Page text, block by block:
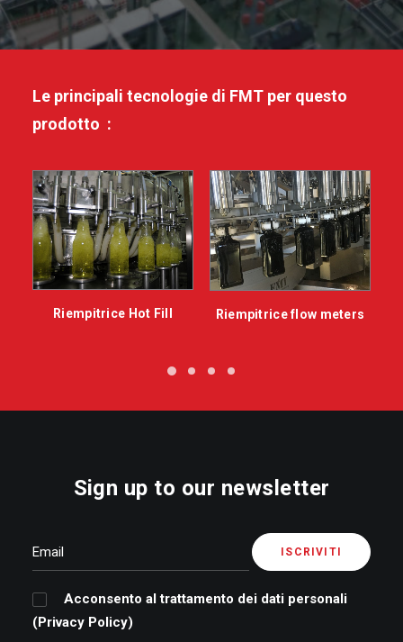
Le principali tecnologie di FMT per questo
prodotto :
Riempitrice Hot Fill Riempitrice flow meters
Sign up to our newsletter
Acconsento al trattamento dei dati personali
(Privacy Policy)